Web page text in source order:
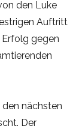
den Luke
Auftritt
gegen
nächsten
Der